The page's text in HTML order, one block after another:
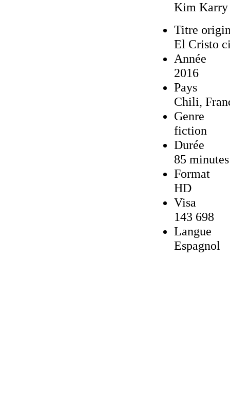
Kim Karry
Titre
El Cristo
Année
2016
Pays
Chili,
Genre
fiction
Durée
85 minutes
Format
HD
Visa
143 698
Langue
Espagnol